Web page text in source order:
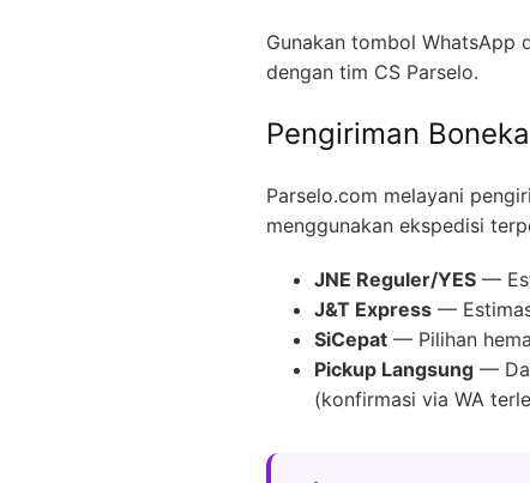
Gunakan tombol WhatsApp
dengan tim CS Parselo.
Pengiriman
Parselo.com melayani
menggunakan ekspedisi
JNE Reguler/YES —
J&T Express —
SiCepat — Pilihan
Pickup Langsung —
(konfirmasi via WA